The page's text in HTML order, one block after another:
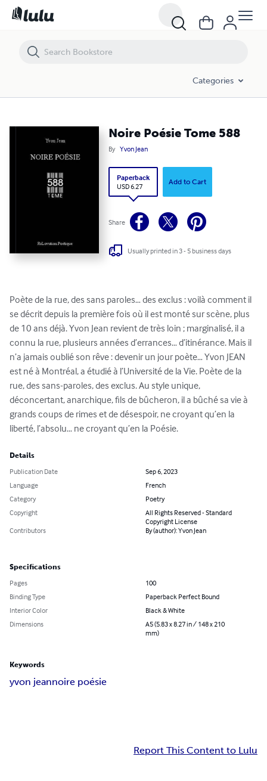
Categories
Noire Poésie Tome 588
By Yvon Jean
Paperback
USD 6.27
Add to Cart
Share
Usually printed in 3 - 5 business days
Poète de la rue, des sans paroles… des exclus : voilà comment il
se décrit depuis la première fois où il est monté sur scène, plus
de 10 ans déjà. Yvon Jean revient de très loin ; marginalisé, il a
connu la rue, plusieurs années d’errances… d’itinérance. Mais il
n’a jamais oublié son rêve : devenir un jour poète… Yvon JEAN
est né à Montréal, a étudié à l’Université de la Vie. Poète de la
rue, des sans-paroles, des exclus. Au style unique,
déconcertant, anarchique, fils de bûcheron, il a bûché sa vie à
grands coups de rimes et de désespoir, ne croyant qu’en la
liberté, l’absolu… ne croyant qu’en la Poésie.
Details
Publication Date
Sep 6, 2023
Language
French
Category
Poetry
Copyright
All Rights Reserved - Standard
Copyright License
Contributors
By (author): Yvon Jean
Specifications
Pages
100
Binding Type
Paperback Perfect Bound
Interior Color
Black & White
Dimensions
A5 (5.83 x 8.27 in / 148 x 210
mm)
Keywords
yvon jeannoire poésie
Report This Content to Lulu
Noire Poésie Tome 588